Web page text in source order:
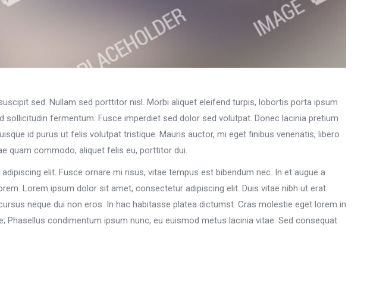
sed. Nullam sed porttitor nisl. Morbi aliquet eleifend turpis, lobortis porta ipsum
fermentum. Fusce imperdiet sed dolor sed volutpat. Donec lacinia pretium
id purus ut felis volutpat tristique. Mauris auctor, mi eget finibus venenatis, libero
quam commodo, aliquet felis eu, porttitor dui.
elit. Fusce ornare mi risus, vitae tempus est bibendum nec. In et augue a
Lorem ipsum dolor sit amet, consectetur adipiscing elit. Duis vitae nibh ut erat
neque dui non eros. In hac habitasse platea dictumst. Cras molestie eget lorem in
condimentum ipsum nunc, eu euismod metus lacinia vitae. Sed consequat